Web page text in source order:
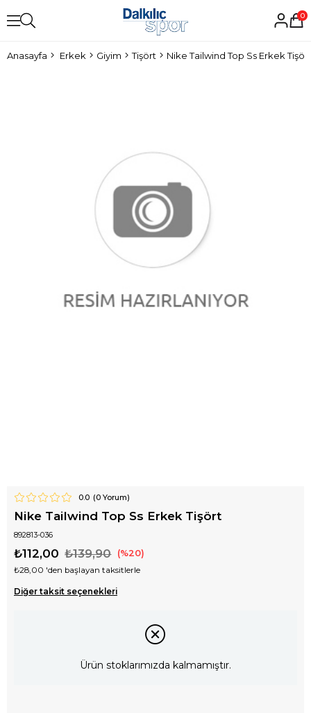
0
Anasayfa Erkek Giyim Tişört Nike Tailwind Top Ss Erkek Tişört
0.0 (0Yorum)
Nike Tailwind Top Ss Erkek Tişört
892813-036
₺139,90
₺112,00 20
₺28,00 'den başlayan taksitlerle
Diğer taksit seçenekleri
Ürün stoklarımızda kalmamıştır.